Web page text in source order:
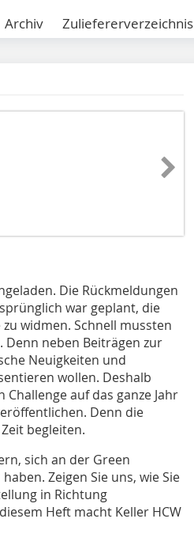
Archiv Zuliefererverzeichnis
Die Rückmeldungen
war geplant, die
widmen. Schnell mussten
Denn neben Beiträgen zur
Neuigkeiten und
wollen. Deshalb
auf das ganze Jahr
Denn die
begleiten.
sich an der Green
Zeigen Sie uns, wie Sie
in Richtung
Heft macht Keller HCW